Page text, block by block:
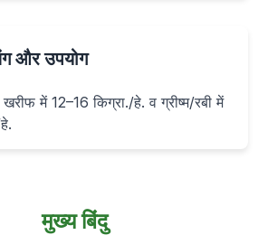
और उपयोग
खरीफ में 12–16 किग्रा./हे. व ग्रीष्म/रबी में
मुख्य बिंदु